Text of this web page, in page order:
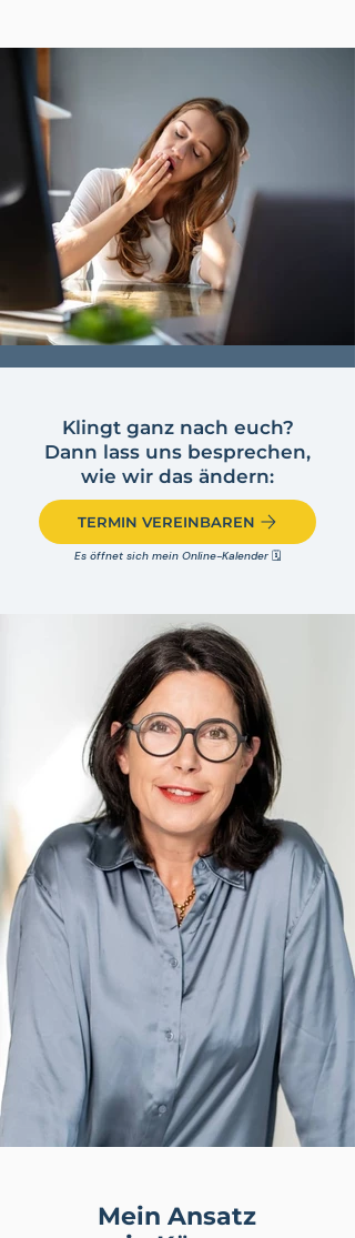
Klingt ganz nach euch?
Dann lass uns besprechen,
wie wir das ändern:
TERMIN VEREINBAREN
Es öffnet sich mein Online-Kalender 🗓️
Mein Ansatz